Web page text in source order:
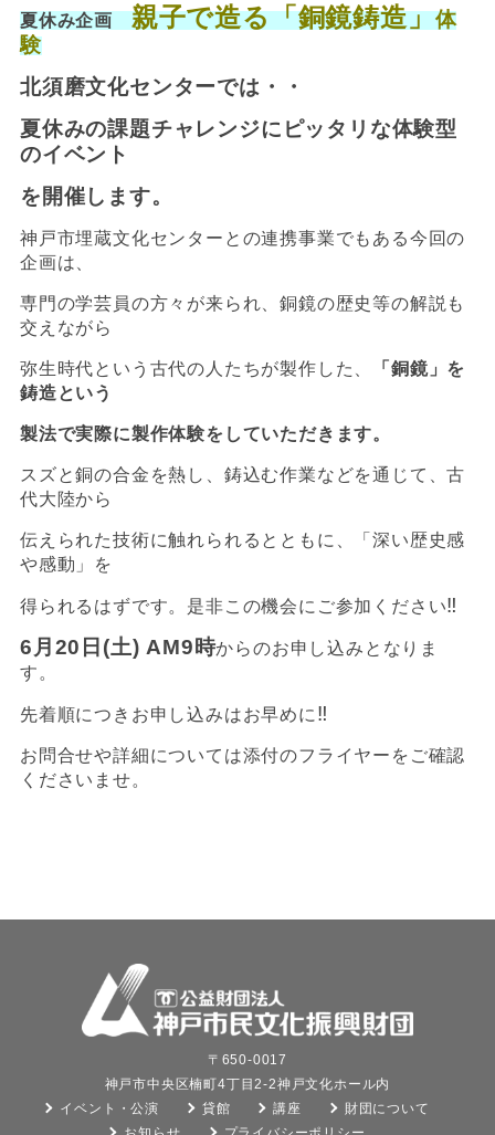
夏休み企画 親子で造る「銅鏡鋳造」体
験
北須磨文化センターでは・・
夏休みの課題チャレンジにピッタリな体験型
のイベント
を開催します。
神戸市埋蔵文化センターとの連携事業でもある今回の
企画は、
専門の学芸員の方々が来られ、銅鏡の歴史等の解説も
交えながら
弥生時代という古代の人たちが製作した、
「銅鏡」を
鋳造という
製法で実際に製作体験をしていただきます。
スズと銅の合金を熱し、鋳込む作業などを通じて、古
代大陸から
伝えられた技術に触れられるとともに、「深い歴史感
や感動」を
得られるはずです。是非この機会にご参加ください‼️
6月20日(土) AM9時からのお申し込みとなりま
す。
先着順につきお申し込みはお早めに ‼️
お問合せや詳細については添付のフライヤーをご確認
くださいませ。
〒650-0017
神戸市中央区楠町4丁目2-2神戸文化ホール内
イベント・公演
貸館 講座
財団について